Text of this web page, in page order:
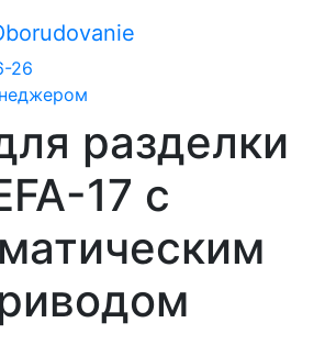
26
разделки
17 с